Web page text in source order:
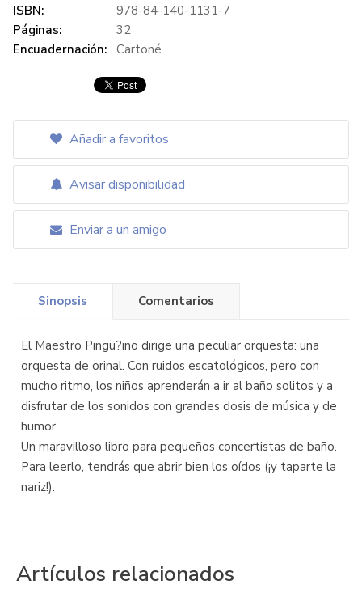
ISBN:
978-84-140-1131-7
Páginas:
32
Encuadernación: Cartoné
Añadir a favoritos
Avisar disponibilidad
Enviar a un amigo
Sinopsis Comentarios
El Maestro Pingu?ino dirige una peculiar orquesta: una
orquesta de orinal. Con ruidos escatológicos, pero con
mucho ritmo, los niños aprenderán a ir al baño solitos y a
disfrutar de los sonidos con grandes dosis de música y de
humor.
Un maravilloso libro para pequeños concertistas de baño.
Para leerlo, tendrás que abrir bien los oídos (¡y taparte la
nariz!).
Artículos relacionados